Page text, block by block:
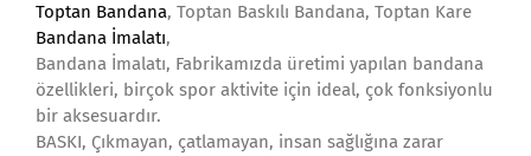
Toptan Bandana, Toptan Baskılı Bandana, Toptan Kare
Bandana İmalatı,
Bandana İmalatı, Fabrikamızda üretimi yapılan bandana
özellikleri, birçok spor aktivite için ideal, çok fonksiyonlu
bir aksesuardır.
BASKI, Çıkmayan, çatlamayan, insan sağlığına zarar